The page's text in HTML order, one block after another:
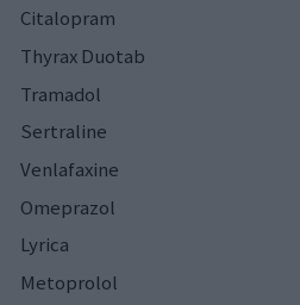
Citalopram
Thyrax Duotab
Tramadol
Sertraline
Venlafaxine
Omeprazol
Lyrica
Metoprolol